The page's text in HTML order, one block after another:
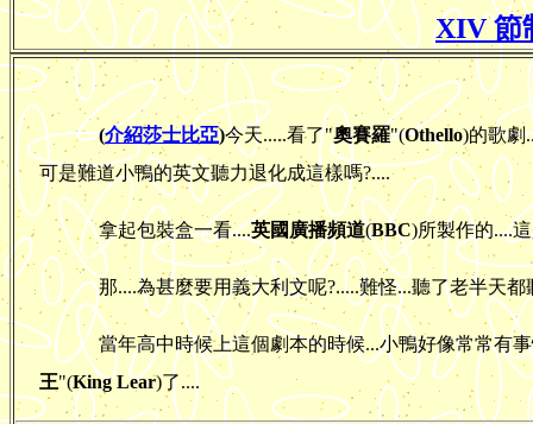
XIV 節
(介紹莎士比亞)今天.....看了"奧賽羅"(Othello)的歌劇
可是難道小鴨的英文聽力退化成這樣嗎?....
拿起包裝盒一看....英國廣播頻道(BBC)所製作的....
那....為甚麼要用義大利文呢?.....難怪...聽了老半天
當年高中時候上這個劇本的時候...小鴨好像常常有
王"(King Lear)了....